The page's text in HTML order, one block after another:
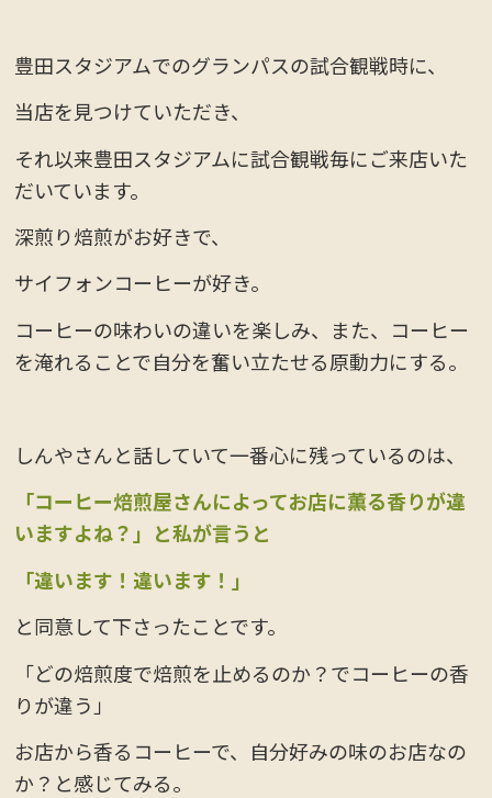
豊田スタジアムでのグランパスの試合観戦時に、
当店を見つけていただき、
それ以来豊田スタジアムに試合観戦毎にご来店いた
だいています。
深煎り焙煎がお好きで、
サイフォンコーヒーが好き。
コーヒーの味わいの違いを楽しみ、また、コーヒー
を淹れることで自分を奮い立たせる原動力にする。
しんやさんと話していて一番心に残っているのは、
「コーヒー焙煎屋さんによってお店に薫る香りが違
いますよね？」 と私が言うと
「違います！違います！」
と同意して下さったことです。
「どの焙煎度で焙煎を止めるのか？でコーヒーの香
りが違う」
お店から香るコーヒーで、自分好みの味のお店なの
か？と感じてみる。